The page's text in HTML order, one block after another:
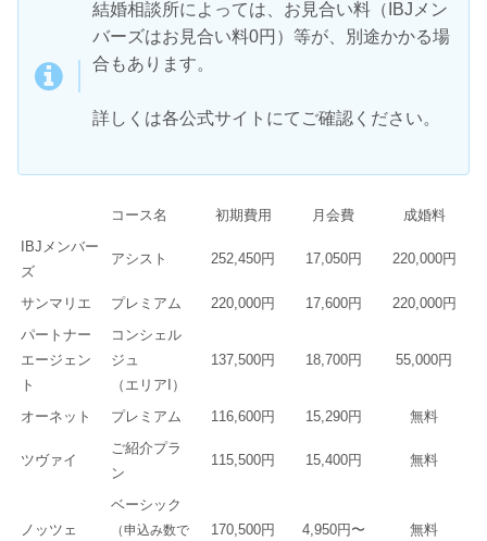
結婚相談所によっては、お見合い料（IBJメン
バーズはお見合い料0円）等が、別途かかる場
合もあります。
詳しくは各公式サイトにてご確認ください。
コース名 初期費用 月会費
成婚料
IBJメンバー
ズ
アシスト 252,450円 17,050円 220,000円
サンマリエ プレミアム 220,000円 17,600円
220,000円
パートナー
エージェン
ト
コンシェル
ジュ
（エリアI）
137,500円 18,700円 55,000円
オーネット プレミアム 116,600円 15,290円 無料
ツヴァイ
ご紹介プラ
ン
115,500円 15,400円 無料
ノッツェ
ベーシック
（申込み数で
170,500円 4,950円〜 無料